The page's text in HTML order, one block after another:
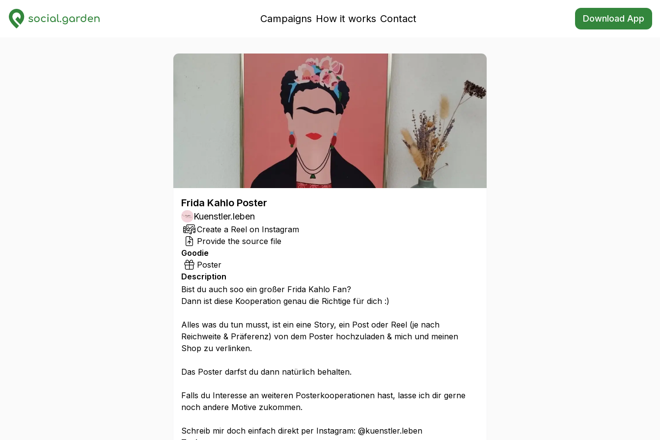
Campaigns How it works Contact Download App
Frida Kahlo Poster
Kuenstler.leben
Create a Reel on Instagram
Provide the source file
Goodie
Poster
Description
Bist du auch soo ein großer Frida Kahlo Fan?
Dann ist diese Kooperation genau die Richtige für dich :)
Alles was du tun musst, ist ein eine Story, ein Post oder Reel (je nach
Reichweite & Präferenz) von dem Poster hochzuladen & mich und meinen
Shop zu verlinken.
Das Poster darfst du dann natürlich behalten.
Falls du Interesse an weiteren Posterkooperationen hast, lasse ich dir gerne
noch andere Motive zukommen.
Schreib mir doch einfach direkt per Instagram: @kuenstler.leben